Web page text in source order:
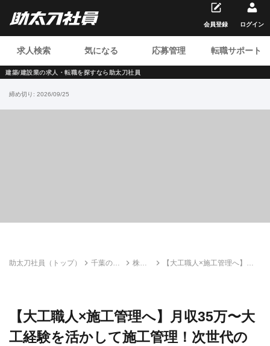
建築/建設業の求人・転職を探すなら助太刀社員
求人検索 気になる 応募管理 転職サポート
会員登録 ログイン
締め切り: 2026/09/25
助太刀社員（トップ）
千葉の建
株式
【大工職人×施工管理へ】月
【大工職人×施工管理へ】月収35万〜大
工経験を活かして施工管理！次世代の